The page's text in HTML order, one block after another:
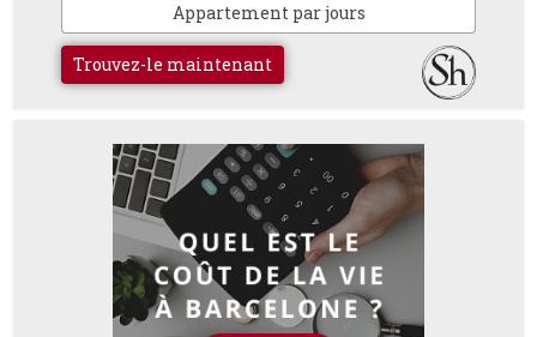
Appartement par jours
Trouvez-le maintenant